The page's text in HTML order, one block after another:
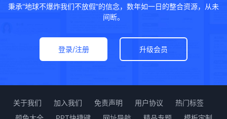
秉承“地球不爆炸我们不放假”的信念，数年如一日的整合资源，从未
间断。
登录/注册 升级会员
关于我们 加入我们 免责声明 用户协议
热门标签